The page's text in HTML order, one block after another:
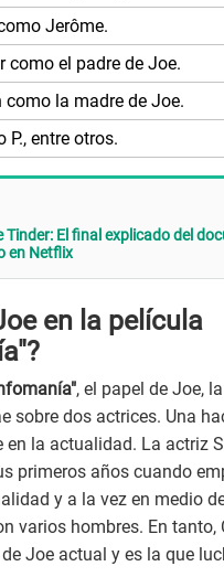
Jerôme.
como el padre de Joe.
como la madre de Joe.
P., entre otros.
Tinder: El final explicado del
en Netflix
en la película
, el papel de Joe, la
sobre dos actrices. Una
en la actualidad. La actriz
primeros años cuando
y a la vez en medio
varios hombres. En tanto,
Joe actual y es la que